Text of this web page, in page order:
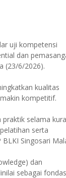
uji kompetensi
dan
(23/6/2026).
kualitas
kompetitif.
selama
serta
Singosari
dan
sebagai